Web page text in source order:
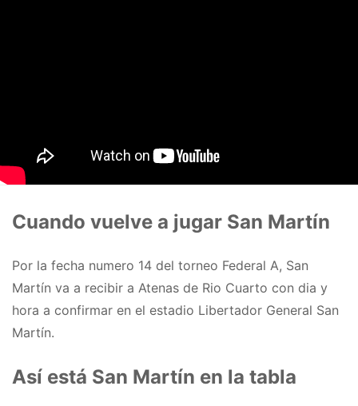
Cuando vuelve a jugar San Martín
Por la fecha numero 14 del torneo Federal A, San
Martín va a recibir a Atenas de Rio Cuarto con dia y
hora a confirmar en el estadio Libertador General San
Martín.
Así está San Martín en la tabla